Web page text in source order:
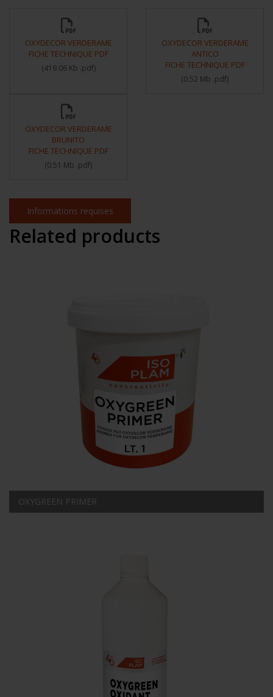
OXYDECOR VERDERAME
FICHE TECHNIQUE PDF
(419.06 Kb .pdf)
OXYDECOR VERDERAME
ANTICO
FICHE TECHNIQUE PDF
(0.52 Mb .pdf)
OXYDECOR VERDERAME
BRUNITO
FICHE TECHNIQUE PDF
(0.51 Mb .pdf)
Informations requises
Related products
OXYGREEN PRIMER